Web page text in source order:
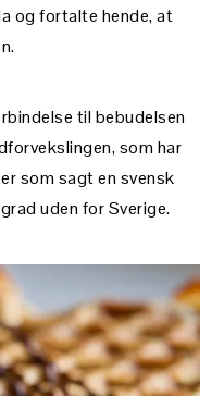
og fortalte hende, at
til bebudelsen
som har
som sagt en svensk
uden for Sverige.